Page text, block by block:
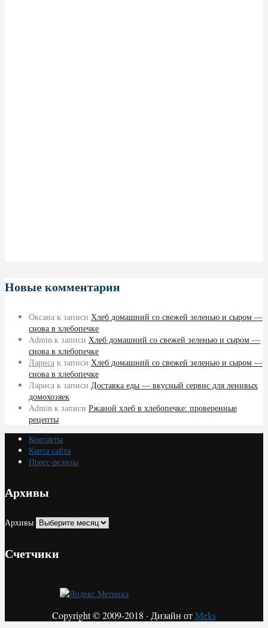
Новые комментарии
Оксана к записи Хлеб домашний со свежей зеленью и сыром —
снова в хлебопечке
Admin к записи Хлеб домашний со свежей зеленью и сыром —
снова в хлебопечке
Лариса к записи Хлеб домашний со свежей зеленью и сыром —
снова в хлебопечке
Лариса к записи Доставка еды — вкусный сервис для ленивых
домохозяек
Admin к записи Ржаной хлеб в хлебопечке: проверенные
рецепты
Контакты
Карта сайта
Пресс-релизы
Архивы
Архивы
Счетчики
Copyright © 2009-2018 · Дизайн отMeks